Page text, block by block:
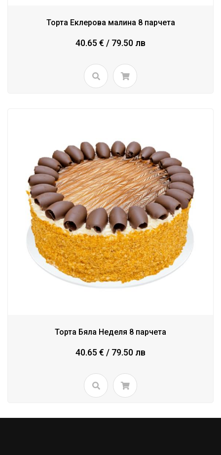
Торта Еклерова малина 8 парчета
40.65 € / 79.50 лв
Торта Бяла Неделя 8 парчета
40.65 € / 79.50 лв